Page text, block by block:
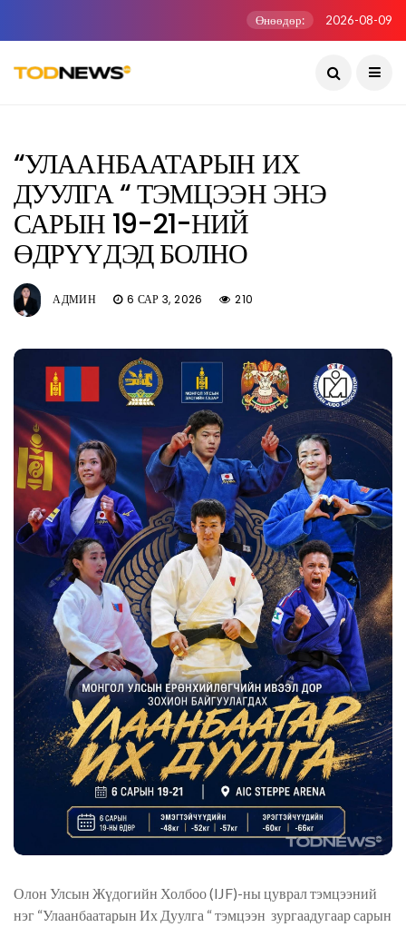
Өнөөдөр: 2026-08-09
“УЛААНБААТАРЫН ИХ
ДУУЛГА “ ТЭМЦЭЭН ЭНЭ
САРЫН 19-21-НИЙ
ӨДРҮҮДЭД БОЛНО
АДМИН 6 САР 3, 2026 210
Олон Улсын Жүдогийн Холбоо (IJF)-ны цуврал тэмцээний
нэг “Улаанбаатарын Их Дуулга “ тэмцээн зургаадугаар сарын